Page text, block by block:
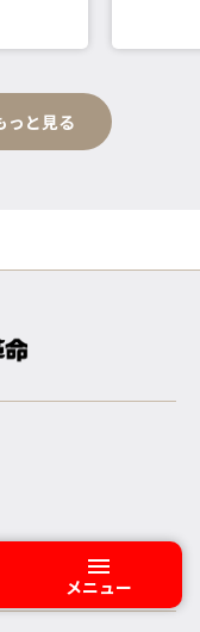
っと見る
メニュー